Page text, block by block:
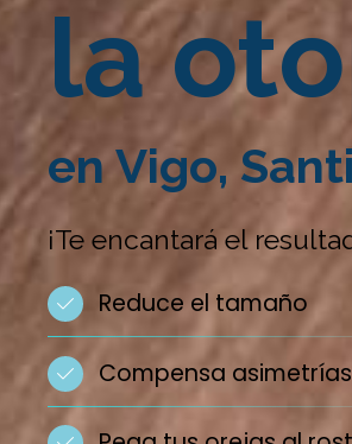
la
en Vigo,
¡Te encantará el
Reduce el tamaño
Compensa asimetrías